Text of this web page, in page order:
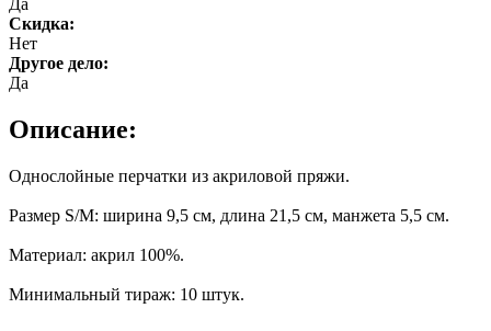
Да
Скидка:
Нет
Другое дело:
Да
Описание:
Однослойные перчатки из акриловой пряжи.
Размер S/M: ширина 9,5 см, длина 21,5 см, манжета 5,5 см.
Материал: акрил 100%.
Минимальный тираж: 10 штук.